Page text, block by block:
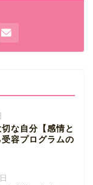
な自分【感情と
容プログラムの